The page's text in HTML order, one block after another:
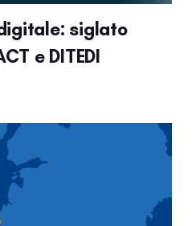
siglato
e DITEDI